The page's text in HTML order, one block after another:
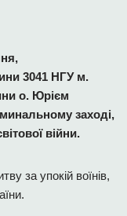
3041 НГУ м.
о. Юрієм
заході,
війни.
за упокій воїнів,